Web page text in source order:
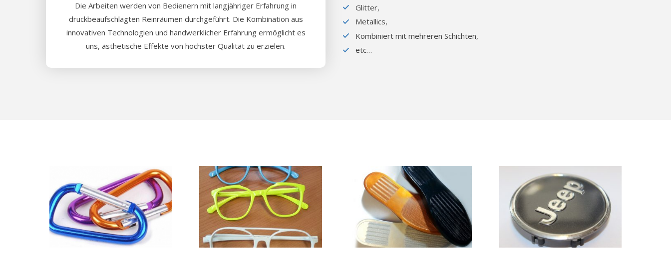
Die Arbeiten werden von Bedienern mit langjähriger Erfahrung in
druckbeaufschlagten Reinräumen durchgeführt. Die Kombination aus
innovativen Technologien und handwerklicher Erfahrung ermöglicht es
uns, ästhetische Effekte von höchster Qualität zu erzielen.
Glitter,
Metallics,
Kombiniert mit mehreren Schichten,
etc…